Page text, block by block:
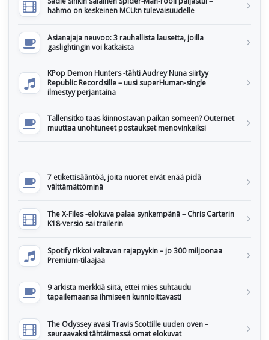
hahmo on keskeinen MCU:n tulevaisuudelle
Asianajaja neuvoo: 3 rauhallista lausetta, joilla
gaslightingin voi katkaista
KPop Demon Hunters -tähti Audrey Nuna siirtyy
Republic Recordsille – uusi superHuman-single
ilmestyy perjantaina
Tallensitko taas kiinnostavan paikan someen? Outernet
muuttaa unohtuneet postaukset menovinkeiksi
7 etikettisääntöä, joita nuoret eivät enää pidä
välttämättöminä
The X-Files -elokuva palaa synkempänä – Chris Carterin
K18-versio sai trailerin
Spotify rikkoi valtavan rajapyykin – jo 300 miljoonaa
Premium-tilaajaa
9 arkista merkkiä siitä, ettei mies suhtaudu
tapailemaansa ihmiseen kunnioittavasti
The Odyssey avasi Travis Scottille uuden oven –
seuraavaksi tähtäimessä omat elokuvat